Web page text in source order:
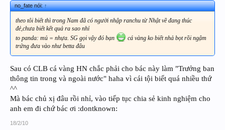
no_fate nói:↑
theo tôi biết thì trong Nam đã có người nhập ranchu từ Nhật về đang thúc
đẻ,chưa biết kết quả ra sao nhỉ
to panda: mủ = nhựa. SG gọi vậy đó bạn
cá vàng ko biết nhả bọt rồi ngậm
trứng đưa vào như betta đâu
Sau có CLB cá vàng HN chắc phải cho bác này làm "Trưởng ban
thông tin trong và ngoài nước" haha vì cái tội biết quá nhiều thứ
^^
Mà bác chủ xị đâu rồi nhỉ, vào tiếp tục chia sẻ kinh nghiệm cho
anh em đi chứ bác ơi :dontknown:
18/2/10